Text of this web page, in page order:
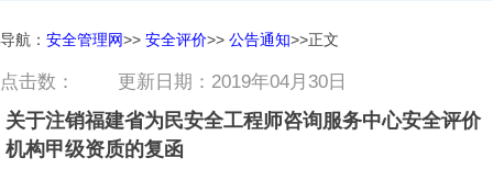
导航： 安全管理网>> 安全评价>> 公告通知>>正文
点击数： 更新日期：2019年04月30日
关于注销福建省为民安全工程师咨询服务中心安全评价
机构甲级资质的复函